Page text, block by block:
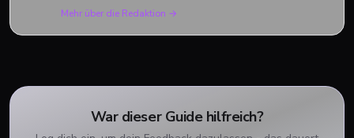
Mehr über die Redaktion →
War dieser Guide hilfreich?